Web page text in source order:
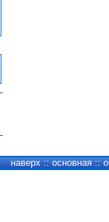
наверх ::основная ::